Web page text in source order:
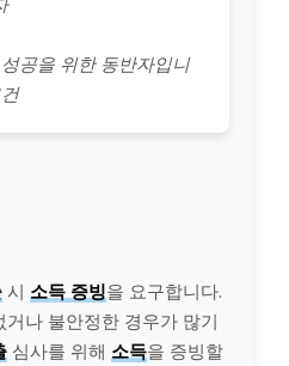
공을 위한 동반자입니
시 소득 증빙을 요구합니다.
나 불안정한 경우가 많기
심사를 위해 소득을 증빙할